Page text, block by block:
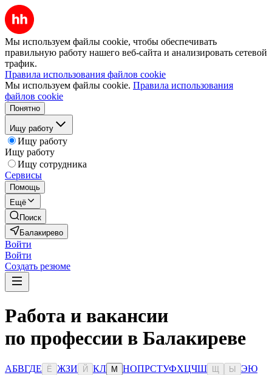
Мы используем файлы cookie, чтобы обеспечивать
правильную работу нашего веб-сайта и анализировать сетевой
трафик.
Правила использования файлов cookie
Мы используем файлы cookie. Правила использования
файлов cookie
Понятно
Ищу работу
Ищу работу
Ищу работу
Ищу сотрудника
Сервисы
Помощь
Ещё
Поиск
Балакирево
Войти
Войти
Создать резюме
Работа и вакансии
по профессии в Балакиреве
АБВГДЕ Ё ЖЗИ Й КЛ М НОПРСТУФХЦЧШ Ы ЭЮ